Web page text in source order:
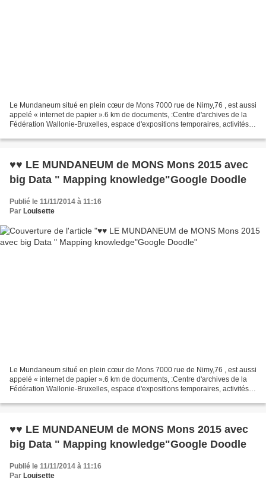
Le Mundaneum situé en plein cœur de Mons 7000 rue de Nimy,76 , est aussi
appelé « internet de papier ».6 km de documents, :Centre d'archives de la
Fédération Wallonie-Bruxelles, espace d'expositions temporaires, activités
♥♥ LE MUNDANEUM de MONS Mons 2015 avec
big Data " Mapping knowledge"Google Doodle
Publié le 11/11/2014 à 11:16
Par Louisette
Le Mundaneum situé en plein cœur de Mons 7000 rue de Nimy,76 , est aussi
appelé « internet de papier ».6 km de documents, :Centre d'archives de la
Fédération Wallonie-Bruxelles, espace d'expositions temporaires, activités
♥♥ LE MUNDANEUM de MONS Mons 2015 avec
big Data " Mapping knowledge"Google Doodle
Publié le 11/11/2014 à 11:16
Par Louisette